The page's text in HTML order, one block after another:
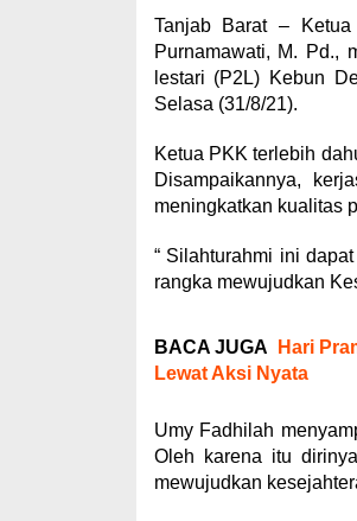
Tanjab Barat –
Purnamawati, M. Pd.,
lestari (P2L) Kebun
Selasa (31/8/21).
Ketua PKK terlebih
Disampaikannya,
meningkatkan kualitas
“ Silahturahmi ini
rangka mewujudkan
BACA JUGA
Hari
Lewat Aksi Nyata
Umy Fadhilah
Oleh karena itu
mewujudkan